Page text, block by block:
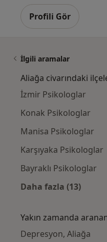
Profili Gör
İlgili aramalar
Aliağa civarındaki
İzmir Psikologlar
Konak Psikologlar
Manisa Psikologlar
Karşıyaka Psikologlar
Bayraklı Psikologlar
Daha fazla (13)
Yakın zamanda
Depresyon, Aliağa